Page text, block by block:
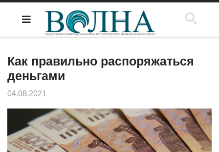
Как правильно распоряжаться
деньгами
04.08.2021